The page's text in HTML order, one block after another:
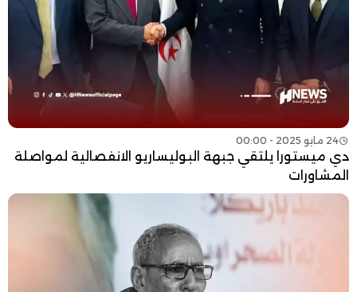
24 مايو 2025 - 00:00
دي ميستورا يلتقي جبهة البوليساريو الانفصالية لمواصلة
المشاورات